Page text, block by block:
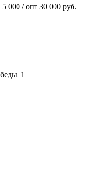
000 / опт 30 000 руб.
1